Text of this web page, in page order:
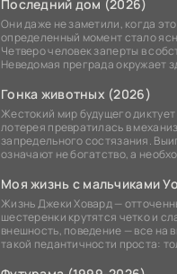
Последний дом (2026)
Они даже не заметили, когда
определенный момент стало
Четверо человек заперты в
Неведомая преграда окружает
Гонка животных (2026)
Жестокий мир будущего
лотерея превратилась в
запредельного состязания.
означают не богатство, а
Моя жизнь с мальчиками
Жизнь Джеки Ховард —
шестеренки крутятся четко и
внешность, поведение — все на
такой педантичности проста: